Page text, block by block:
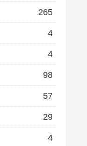
265
4
4
98
57
29
4